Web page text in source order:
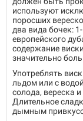
используют
поросших
два вида бочек:
европейского
содержание
значительно
Употреблять
льдом или с
солода, вереска
Длительное
дымным